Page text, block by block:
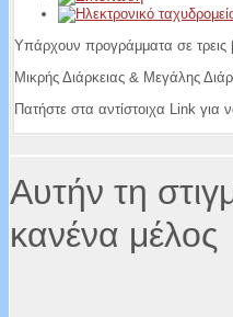
Υπάρχουν προγράμματα σε τρεις
Μικρής Διάρκειας & Μεγάλης
Πατήστε στα αντίστοιχα Link για
Αυτήν τη
κανένα μέλος